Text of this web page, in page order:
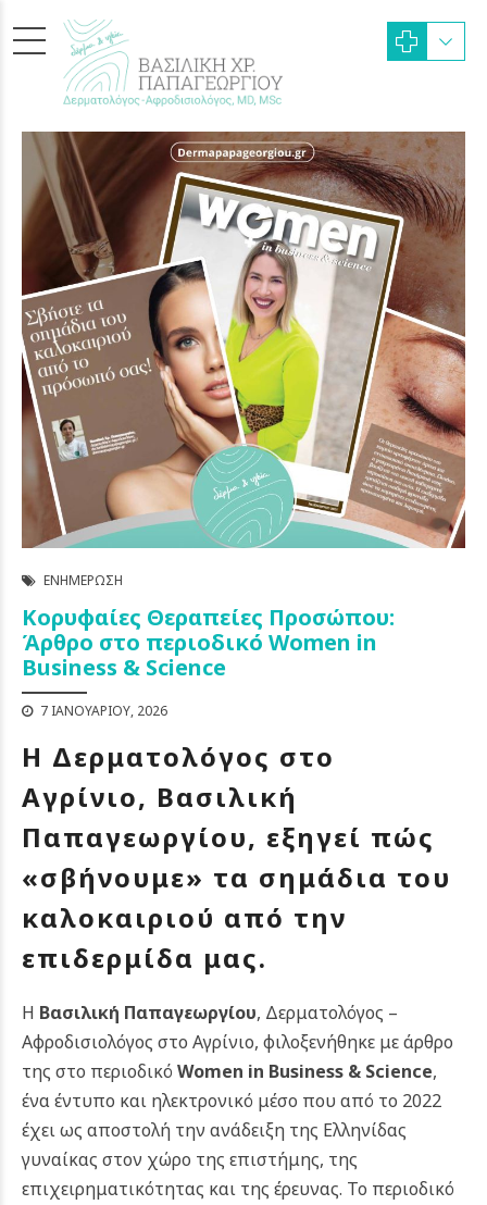
ΕΝΗΜΈΡΩΣΗ
Κορυφαίες Θεραπείες Προσώπου:
Άρθρο στο περιοδικό Women in
Business & Science
7 ΙΑΝΟΥΑΡΊΟΥ, 2026
Η Δερματολόγος στο
Αγρίνιο, Βασιλική
Παπαγεωργίου, εξηγεί πώς
«σβήνουμε» τα σημάδια του
καλοκαιριού από την
επιδερμίδα μας.
Η Βασιλική Παπαγεωργίου, Δερματολόγος –
Αφροδισιολόγος στο Αγρίνιο, φιλοξενήθηκε με άρθρο
της στο περιοδικό Women in Business & Science,
ένα έντυπο και ηλεκτρονικό μέσο που από το 2022
έχει ως αποστολή την ανάδειξη της Ελληνίδας
γυναίκας στον χώρο της επιστήμης, της
επιχειρηματικότητας και της έρευνας. Το περιοδικό